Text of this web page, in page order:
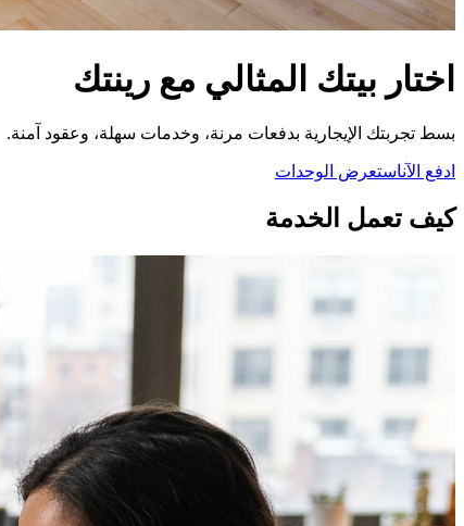
اختار بيتك المثالي مع رينتك
بسط تجربتك الإيجارية بدفعات مرنة، وخدمات سهلة، وعقود آمنة.
ادفع الآناستعرض الوحدات
كيف تعمل الخدمة